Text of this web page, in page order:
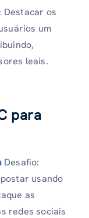
: Destacar os
um
leais.
para
Desafio:
usando
as
redes sociais